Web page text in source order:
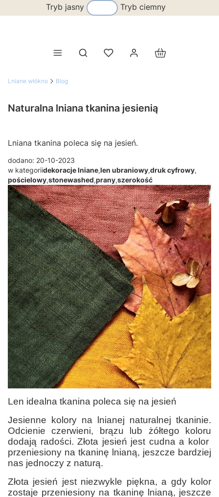
Tryb jasny Tryb ciemny
Otwórz wyszukiwarkę Produkty w
Lniane włókno Blog
Naturalna lniana tkanina jesienią
Lniana tkanina poleca się na jesień.
dodano: 20-10-2023
w kategoriidekoracje lniane,len ubraniowy,druk cyfrowy,
pościelowy,stonewashed,prany,szerokość
Len idealna tkanina poleca się na jesień
Jesienne kolory na lnianej naturalnej tkaninie.
Odcienie czerwieni, brązu lub żółtego koloru
dodają radości. Złota jesień jest cudna a kolor
przeniesiony na tkaninę lnianą, jeszcze bardziej
nas jednoczy z naturą.
Złota jesień jest niezwykle piękna, a gdy kolor
zostaje przeniesiony na tkaninę lnianą, jeszcze